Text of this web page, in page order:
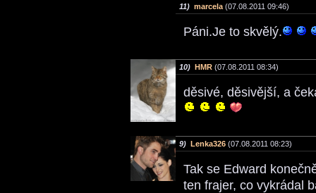
11) marcela (07.08.2011 09:46)
Páni.Je to skvělý.
10) HMR (07.08.2011 08:34)
děsivé, děsivější, a
9) Lenka326 (07.08.2011 08:23)
Tak se Edward
ten frajer, co vykrádal